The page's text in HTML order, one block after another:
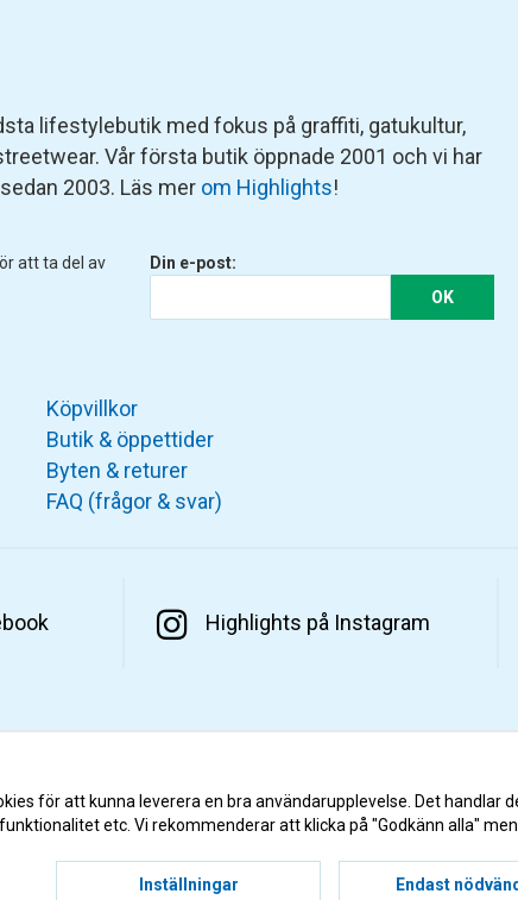
lifestylebutik med fokus på graffiti, gatukultur,
Vår första butik öppnade 2001 och vi har
2003. Läs mer om Highlights!
att ta del av
Din e-post:
OK
Köpvillkor
Butik & öppettider
Byten & returer
FAQ (frågor & svar)
Highlights på Instagram
AB.
för att kunna leverera en bra användarupplevelse. Det
etc. Vi rekommenderar att klicka på "Godkänn alla"
Inställningar Endast